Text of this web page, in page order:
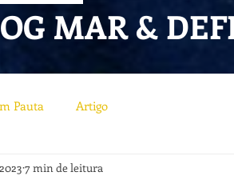
MAR &
Pauta Artigo
7 min de leitura